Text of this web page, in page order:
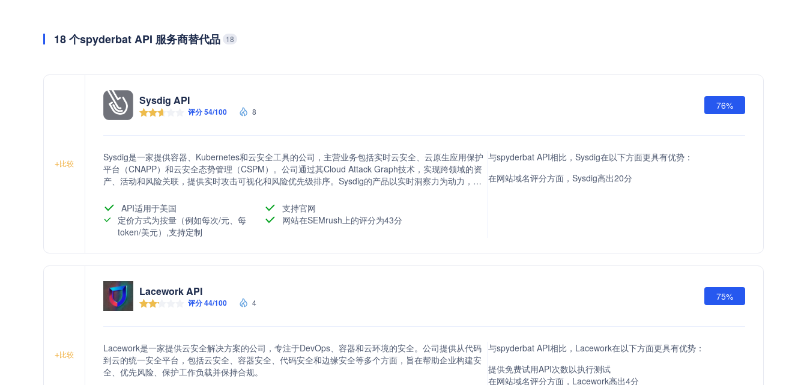
18 个spyderbat API 服务商替代品 18
+比较
Sysdig API
评分 54/100 8
76%
Sysdig是一家提供容器、Kubernetes和云安全工具的公司，主营业务包括实时云安全、云原生应用保护
平台（CNAPP）和云安全态势管理（CSPM）。公司通过其Cloud Attack Graph技术，实现跨领域的资
产、活动和风险关联，提供实时攻击可视化和风险优先级排序。Sysdig的产品以实时洞察力为动力，帮
API适用于美国
支持官网
定价方式为按量（例如每次/元、每
token/美元）,支持定制
网站在SEMrush上的评分为43分
与spyderbat API相比，Sysdig在以下方面更具有优势：
在网站域名评分方面，Sysdig高出20分
+比较
Lacework API
评分 44/100 4
75%
Lacework是一家提供云安全解决方案的公司，专注于DevOps、容器和云环境的安全。公司提供从代码
到云的统一安全平台，包括云安全、容器安全、代码安全和边缘安全等多个方面，旨在帮助企业构建安
全、优先风险、保护工作负载并保持合规。
与spyderbat API相比，Lacework在以下方面更具有优势：
提供免费试用API次数以执行测试
在网站域名评分方面，Lacework高出4分